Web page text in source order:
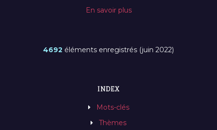
En savoir plus
4692 éléments enregistrés (juin 2022)
INDEX
Mots-clés
Thèmes